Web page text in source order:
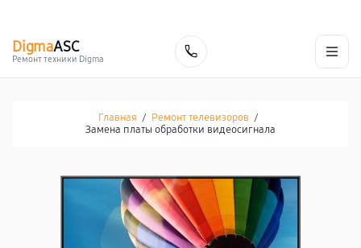
DigmaASC
Ремонт техники Digma
Главная / Ремонт телевизоров /
Замена платы обработки видеосигнала